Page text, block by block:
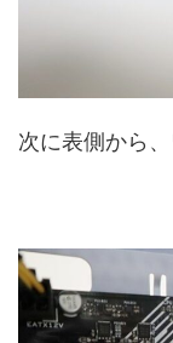
次に表側から